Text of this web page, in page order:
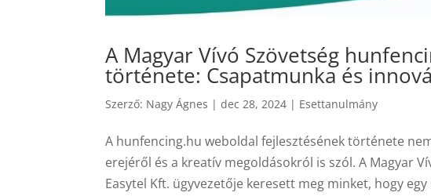
A Magyar Vívó Szövetség
története: Csapatmunka és
Szerző: Nagy Ágnes |dec 28, 2024 | Esettanulmány
A hunfencing.hu weboldal fejlesztésének története
erejéről és a kreatív megoldásokról is szól. A Magyar
Easytel Kft. ügyvezetője keresett meg minket, hogy